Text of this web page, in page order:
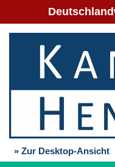
» Zur Desktop-Ansicht